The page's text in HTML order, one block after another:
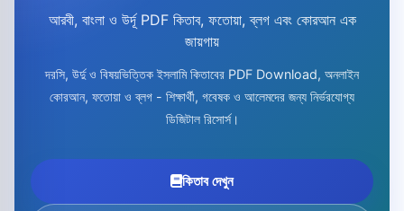
আরবী, বাংলা ও উর্দূ PDF কিতাব, ফতোয়া, ব্লগ এবং কোরআন এক
জায়গায়
দরসি, উর্দু ও বিষয়ভিত্তিক ইসলামি কিতাবের PDF Download, অনলাইন
কোরআন, ফতোয়া ও ব্লগ - শিক্ষার্থী, গবেষক ও আলেমদের জন্য নির্ভরযোগ্য
ডিজিটাল রিসোর্স।
কিতাব দেখুন